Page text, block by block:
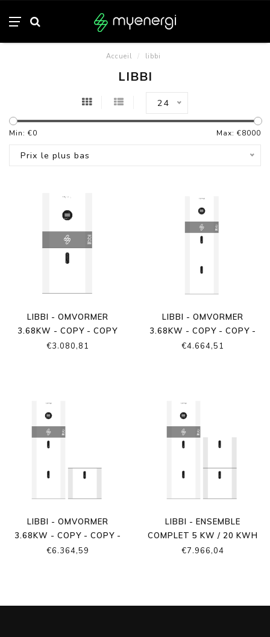
Accueil / libbi
LIBBI
24
Min: €0 Max: €8000
Prix le plus bas
LIBBI - OMVORMER
3.68KW - COPY - COPY
€3.080,81
LIBBI - OMVORMER
3.68KW - COPY - COPY -
COPY
€4.664,51
LIBBI - OMVORMER
3.68KW - COPY - COPY -
COPY - COPY
€6.364,59
LIBBI - ENSEMBLE
COMPLET 5 KW / 20 KWH
€7.966,04